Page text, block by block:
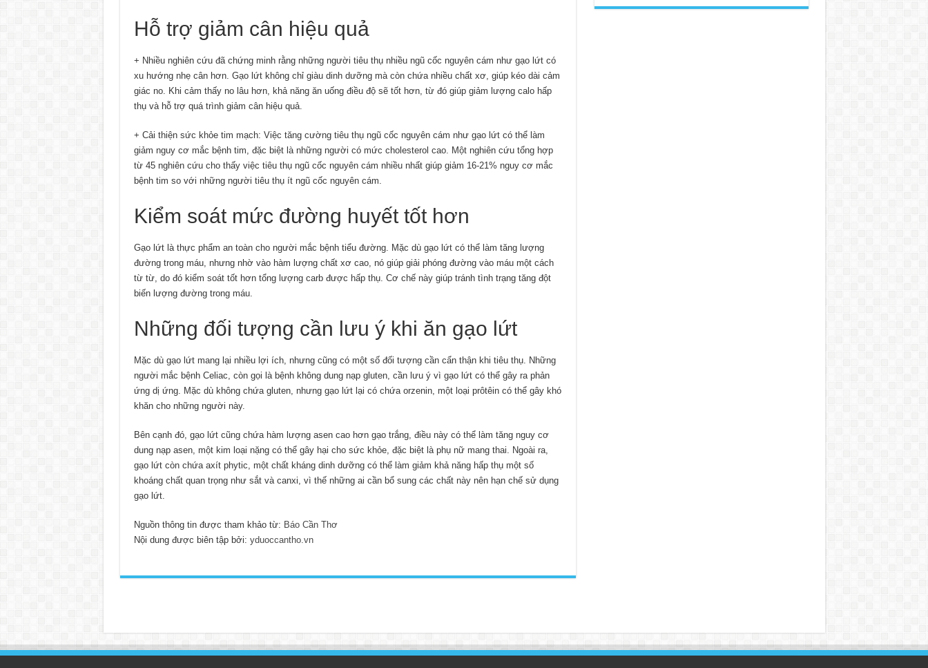
Hỗ trợ giảm cân hiệu quả
+ Nhiều nghiên cứu đã chứng minh rằng những người tiêu thụ nhiều ngũ cốc nguyên cám như gạo lứt có
xu hướng nhẹ cân hơn. Gạo lứt không chỉ giàu dinh dưỡng mà còn chứa nhiều chất xơ, giúp kéo dài cảm
giác no. Khi cảm thấy no lâu hơn, khả năng ăn uống điều độ sẽ tốt hơn, từ đó giúp giảm lượng calo hấp
thụ và hỗ trợ quá trình giảm cân hiệu quả.
+ Cải thiện sức khỏe tim mạch: Việc tăng cường tiêu thụ ngũ cốc nguyên cám như gạo lứt có thể làm
giảm nguy cơ mắc bệnh tim, đặc biệt là những người có mức cholesterol cao. Một nghiên cứu tổng hợp
từ 45 nghiên cứu cho thấy việc tiêu thụ ngũ cốc nguyên cám nhiều nhất giúp giảm 16-21% nguy cơ mắc
bệnh tim so với những người tiêu thụ ít ngũ cốc nguyên cám.
Kiểm soát mức đường huyết tốt hơn
Gạo lứt là thực phẩm an toàn cho người mắc bệnh tiểu đường. Mặc dù gạo lứt có thể làm tăng lượng
đường trong máu, nhưng nhờ vào hàm lượng chất xơ cao, nó giúp giải phóng đường vào máu một cách
từ từ, do đó kiểm soát tốt hơn tổng lượng carb được hấp thụ. Cơ chế này giúp tránh tình trạng tăng đột
biến lượng đường trong máu.
Những đối tượng cần lưu ý khi ăn gạo lứt
Mặc dù gạo lứt mang lại nhiều lợi ích, nhưng cũng có một số đối tượng cần cẩn thận khi tiêu thụ. Những
người mắc bệnh Celiac, còn gọi là bệnh không dung nạp gluten, cần lưu ý vì gạo lứt có thể gây ra phản
ứng dị ứng. Mặc dù không chứa gluten, nhưng gạo lứt lại có chứa orzenin, một loại prôtêin có thể gây khó
khăn cho những người này.
Bên cạnh đó, gạo lứt cũng chứa hàm lượng asen cao hơn gạo trắng, điều này có thể làm tăng nguy cơ
dung nạp asen, một kim loại nặng có thể gây hại cho sức khỏe, đặc biệt là phụ nữ mang thai. Ngoài ra,
gạo lứt còn chứa axít phytic, một chất kháng dinh dưỡng có thể làm giảm khả năng hấp thụ một số
khoáng chất quan trọng như sắt và canxi, vì thế những ai cần bổ sung các chất này nên hạn chế sử dụng
gạo lứt.
Nguồn thông tin được tham khảo từ: Báo Cần Thơ
Nội dung được biên tập bởi: yduoccantho.vn